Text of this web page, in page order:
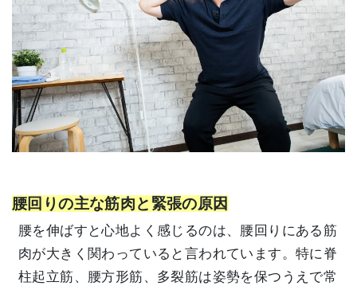
腰回りの主な筋肉と緊張の原因
腰を伸ばすと心地よく感じるのは、腰回りにある筋
肉が大きく関わっていると言われています。特に脊
柱起立筋、腰方形筋、多裂筋は姿勢を保つうえで常